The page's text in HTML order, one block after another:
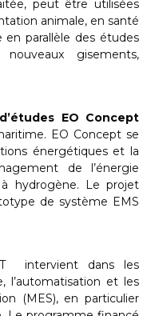
peut être utilisées
animale, en santé
en parallèle des études
gisements,
EO Concept
EO Concept se
énergétiques et la
de l’énergie
hydrogène. Le projet
de système EMS
intervient dans les
l’automatisation et les
(MES), en particulier